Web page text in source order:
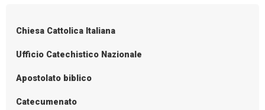
Chiesa Cattolica Italiana
Ufficio Catechistico Nazionale
Apostolato biblico
Catecumenato